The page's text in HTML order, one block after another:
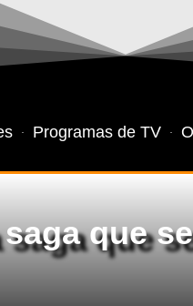
Programas de TV
que